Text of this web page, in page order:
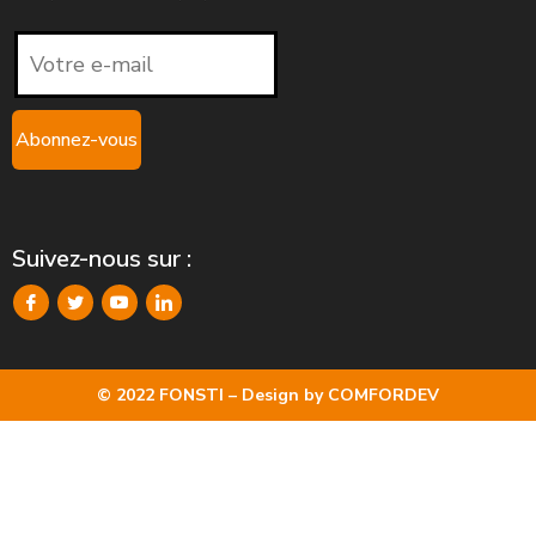
Suivez-nous sur :
© 2022 FONSTI – Design by COMFORDEV